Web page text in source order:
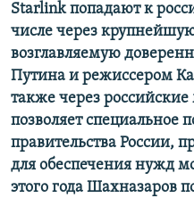
Starlink попадают к
числе через
возглавляемую
Путина и режиссером
также через
позволяет специальное
правительства России,
для обеспечения нужд
этого года Шахназаров